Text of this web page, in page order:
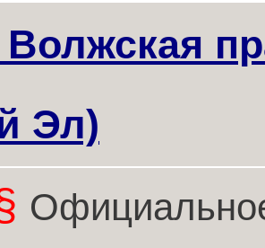
Волжская
Эл)